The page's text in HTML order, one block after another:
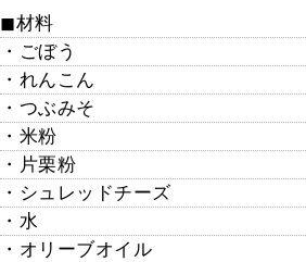
◼︎材料
・ごぼう
・れんこん
・つぶみそ
・米粉
・片栗粉
・シュレッドチーズ
・水
・オリーブオイル